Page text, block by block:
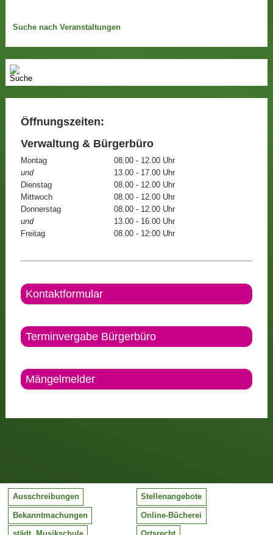
Suche nach Veranstaltungen
Öffnungszeiten:
Verwaltung & Bürgerbüro
Montag
08.00 - 12.00 Uhr
und
13.00 - 17.00 Uhr
Dienstag
08.00 - 12.00 Uhr
Mittwoch
08.00 - 12.00 Uhr
Donnerstag
08.00 - 12.00 Uhr
und
13.00 - 16.00 Uhr
Freitag
08.00 - 12:00 Uhr
Kontaktformular
Terminvergabe Bürgerbüro
Mängelmelder
Ausschreibungen Stellenangebote
Bekanntmachungen Online-Bücherei